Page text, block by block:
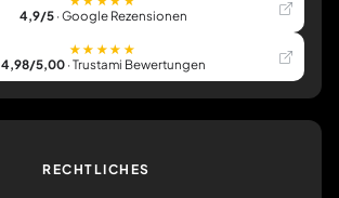
4,9/5· Google Rezensionen
★★★★★
4,98/5,00· Trustami Bewertungen
RECHTLICHES